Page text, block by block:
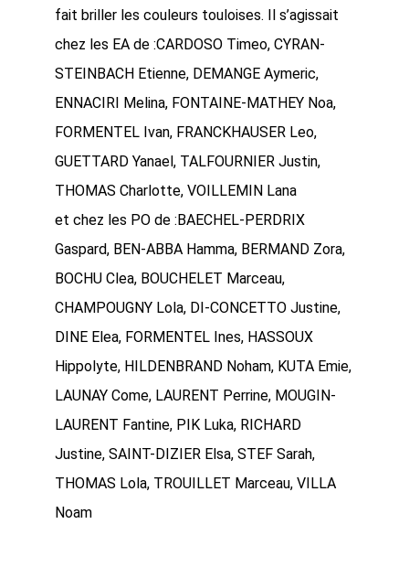
fait briller les couleurs touloises. Il s’agissait
chez les EA de :CARDOSO Timeo, CYRAN-
STEINBACH Etienne, DEMANGE Aymeric,
ENNACIRI Melina, FONTAINE-MATHEY Noa,
FORMENTEL Ivan, FRANCKHAUSER Leo,
GUETTARD Yanael, TALFOURNIER Justin,
THOMAS Charlotte, VOILLEMIN Lana
et chez les PO de :BAECHEL-PERDRIX
Gaspard, BEN-ABBA Hamma, BERMAND Zora,
BOCHU Clea, BOUCHELET Marceau,
CHAMPOUGNY Lola, DI-CONCETTO Justine,
DINE Elea, FORMENTEL Ines, HASSOUX
Hippolyte, HILDENBRAND Noham, KUTA Emie,
LAUNAY Come, LAURENT Perrine, MOUGIN-
LAURENT Fantine, PIK Luka, RICHARD
Justine, SAINT-DIZIER Elsa, STEF Sarah,
THOMAS Lola, TROUILLET Marceau, VILLA
Noam